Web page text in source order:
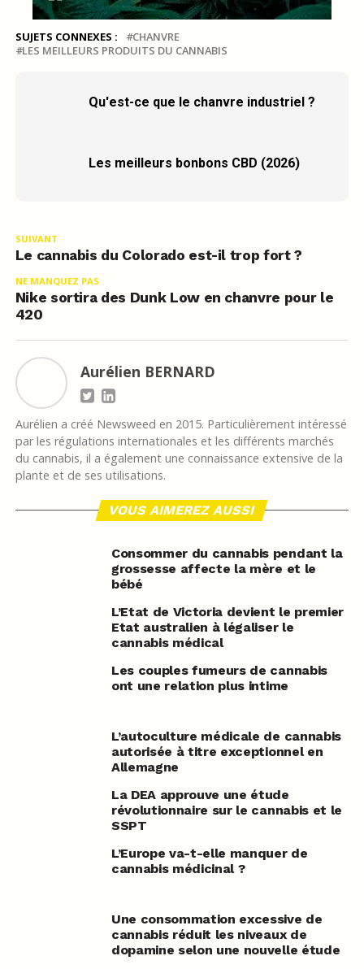
SUJETS CONNEXES :
CHANVRE
LES MEILLEURS PRODUITS DU CANNABIS
Qu'est-ce que le chanvre industriel ?
Les meilleurs bonbons CBD (2026)
SUIVANT
Le cannabis du Colorado est-il trop fort ?
NE MANQUEZ PAS
Nike sortira des Dunk Low en chanvre pour le
420
Aurélien BERNARD
Aurélien a créé Newsweed en 2015. Particulièrement intéressé
par les régulations internationales et les différents marchés
du cannabis, il a également une connaissance extensive de la
plante et de ses utilisations.
VOUS AIMEREZ AUSSI
Consommer du cannabis pendant la
grossesse affecte la mère et le
bébé
L’Etat de Victoria devient le premier
Etat australien à légaliser le
cannabis médical
Les couples fumeurs de cannabis
ont une relation plus intime
L’autoculture médicale de cannabis
autorisée à titre exceptionnel en
Allemagne
La DEA approuve une étude
révolutionnaire sur le cannabis et le
SSPT
L’Europe va-t-elle manquer de
cannabis médicinal ?
Une consommation excessive de
cannabis réduit les niveaux de
dopamine selon une nouvelle étude